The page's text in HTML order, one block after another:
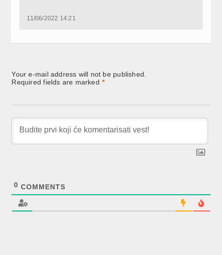
11/06/2022 14:21
Your e-mail address will not be published.
Required fields are marked *
0 COMMENTS